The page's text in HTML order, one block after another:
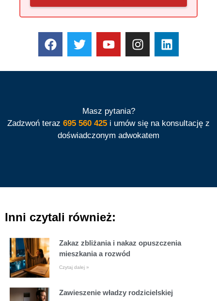
Masz pytania?
Zadzwoń teraz 695 560 425 i umów się na konsultację z
doświadczonym adwokatem
Inni czytali również:
Zakaz zbliżania i nakaz opuszczenia
mieszkania a rozwód
Czytaj dalej »
Zawieszenie władzy rodzicielskiej